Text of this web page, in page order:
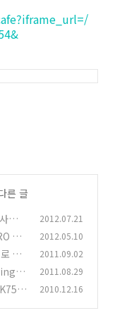
른 글
법
2012.07.21
M7
2012.05.10
변
2011.09.02
기
2011.08.29
2010.12.16